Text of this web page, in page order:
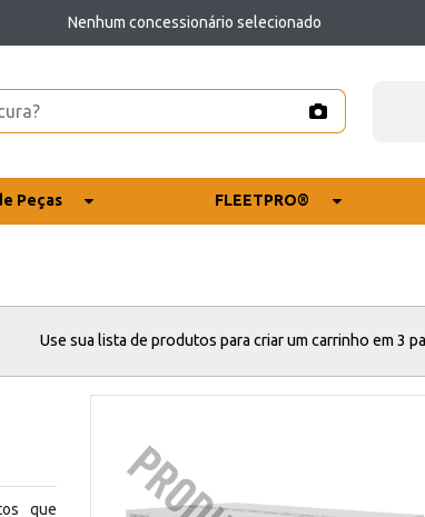
Nenhum concessionário selecionado
Peças FLEETPRO®
Use sua lista de produtos para criar um carrinho em 3
que